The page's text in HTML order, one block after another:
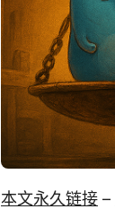
本文永久链接 –